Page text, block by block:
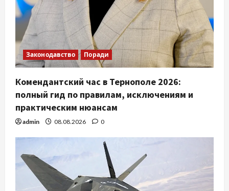
Законодавство Поради
Комендантский час в Тернополе 2026:
полный гид по правилам, исключениям и
практическим нюансам
admin 08.08.2026 0